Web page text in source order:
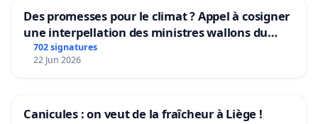
Des promesses pour le climat ? Appel à cosigner
une interpellation des ministres wallons du
climat et de l’environnement.
702 signatures
22 Jun 2026
Canicules : on veut de la fraîcheur à Liège !